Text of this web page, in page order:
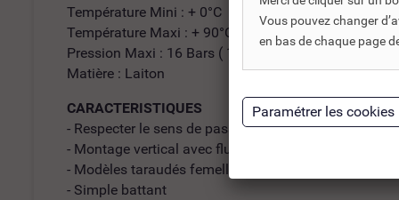
Température Mini : + 0°C
Température Maxi : + 90°C ( 60°C pour modèles 302
Pression Maxi : 16 Bars ( 10 bars pour modèles 301-
Matière : Laiton
CARACTERISTIQUES
- Respecter le sens de passage ( indiqué sur le corps
- Montage vertical avec fluide ascendant ou horizontal
- Modèles taraudés femelle BSP
- Simple battant
Vous pouvez changer
en bas de chaque page